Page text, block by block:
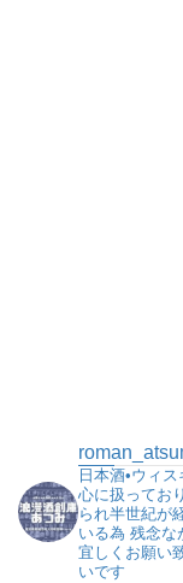
日本酒•ウィ
心に扱ってお
られ半世紀が
いる為 残念な
宜しくお願い
いです